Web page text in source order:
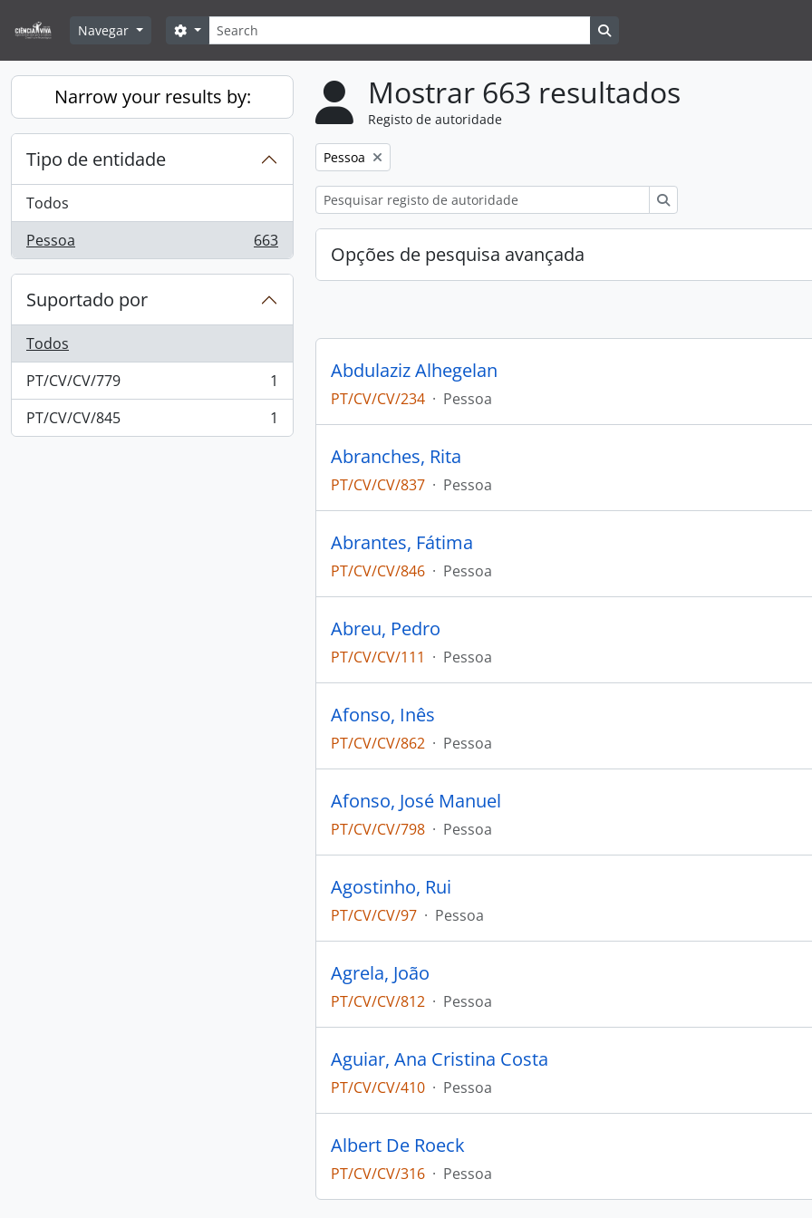
Navegar
Pesquisar
Search options
Narrow your results by:
Tipo de entidade
Todos
Pessoa
, 663 resultados 663
Suportado por
Todos
PT/CV/CV/779
, 1 resultados
1
PT/CV/CV/845
, 1 resultados 1
Mostrar 663 resultados
Registo de autoridade
Remove filter:
Pessoa
Opções de pesquisa avançada
Abdulaziz Alhegelan
PT/CV/CV/234 · Pessoa
Abranches, Rita
PT/CV/CV/837 · Pessoa
Abrantes, Fátima
PT/CV/CV/846 · Pessoa
Abreu, Pedro
PT/CV/CV/111 · Pessoa
Afonso, Inês
PT/CV/CV/862 · Pessoa
Afonso, José Manuel
PT/CV/CV/798 · Pessoa
Agostinho, Rui
PT/CV/CV/97 · Pessoa
Agrela, João
PT/CV/CV/812 · Pessoa
Aguiar, Ana Cristina Costa
PT/CV/CV/410 · Pessoa
Albert De Roeck
PT/CV/CV/316 · Pessoa